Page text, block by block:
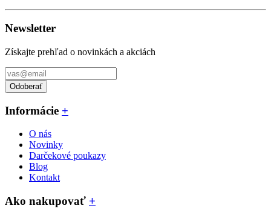
Newsletter
Získajte prehľad o novinkách a akciách
Odoberať
Informácie +
O nás
Novinky
Darčekové poukazy
Blog
Kontakt
Ako nakupovať +